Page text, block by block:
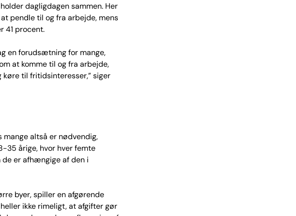
dagligdagen sammen. Her
pendle til og fra arbejde, mens
41 procent.
en forudsætning for mange,
at komme til og fra arbejde,
til fritidsinteresser,” siger
mange altså er nødvendig,
35 årige, hvor hver femte
de er afhængige af den i
byer, spiller en afgørende
ikke rimeligt, at afgifter gør